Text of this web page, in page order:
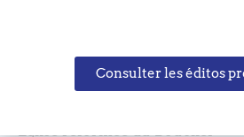
Coordonnées
Eglise réformée du Bouclier
Consulter les éditos